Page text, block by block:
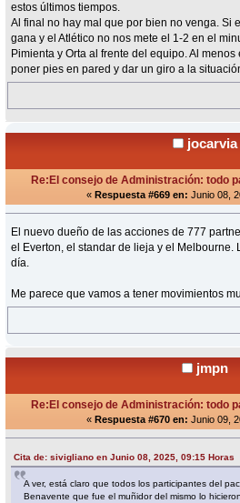
estos últimos tiempos.
Al final no hay mal que por bien no venga. Si
gana y el Atlético no nos mete el 1-2 en el
Pimienta y Orta al frente del equipo. Al
poner pies en pared y dar un giro a la
jocarvia
Re:El consejo de Administración: todo
« Respuesta #669 en: Junio 08,
El nuevo dueño de las acciones de 777
el Everton, el standar de lieja y el Melbourne.
día.
Me parece que vamos a tener movimientos
jmpn
Re:El consejo de Administración: todo
« Respuesta #670 en: Junio 09,
Cita de: sivigliano en Junio 08, 2025, 09:15 Horas
A ver, está claro que todos los participantes del
Benavente que fue el muñidor del mismo lo